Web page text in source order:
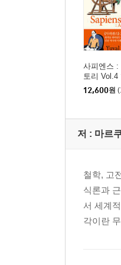
사피엔스 :
토리 Vol.4
12,600원
저 : 마르
철학, 고
식론과
서 세계
각이란